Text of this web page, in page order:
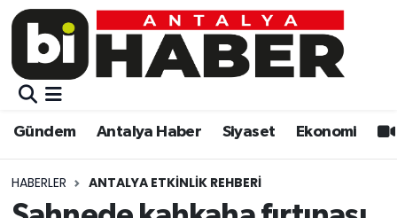
Gündem Antalya Haber Siyaset Ekonomi
HABERLER ANTALYA ETKINLIK REHBERI
Gündem
Siyaset
Ekonomi
Gündem
Siyaset
Eğitim
Muratpaşa Nöbetçi Eczaneler
Muratpaşa Trafik Yoğunluk Haritası
Süper Lig Puan Durumu ve Fikstür